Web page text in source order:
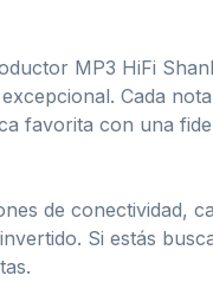
MP3 HiFi
Cada
favorita con una
de conectividad,
Si estás